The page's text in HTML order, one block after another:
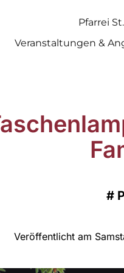
Pfarrei
Veranstaltungen &
#
Veröffentlicht am